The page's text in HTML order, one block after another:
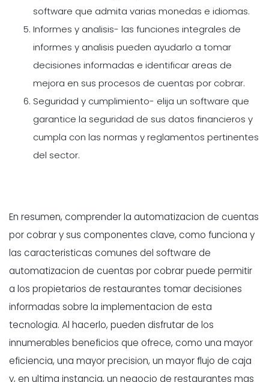
software que admita varias monedas e idiomas.
Informes y analisis- las funciones integrales de
informes y analisis pueden ayudarlo a tomar
decisiones informadas e identificar areas de
mejora en sus procesos de cuentas por cobrar.
Seguridad y cumplimiento- elija un software que
garantice la seguridad de sus datos financieros y
cumpla con las normas y reglamentos pertinentes
del sector.
En resumen, comprender la automatizacion de cuentas
por cobrar y sus componentes clave, como funciona y
las caracteristicas comunes del software de
automatizacion de cuentas por cobrar puede permitir
a los propietarios de restaurantes tomar decisiones
informadas sobre la implementacion de esta
tecnologia. Al hacerlo, pueden disfrutar de los
innumerables beneficios que ofrece, como una mayor
eficiencia, una mayor precision, un mayor flujo de caja
y, en ultima instancia, un negocio de restaurantes mas